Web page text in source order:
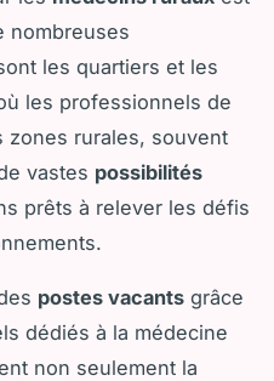
nombreuses
les quartiers et les
les professionnels de
zones rurales, souvent
vastes possibilités
prêts à relever les défis
postes vacants grâce
dédiés à la médecine
non seulement la